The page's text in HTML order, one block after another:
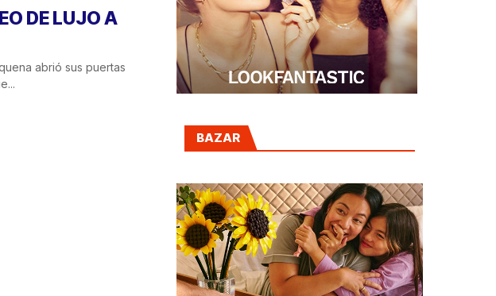
DE LUJO A
abrió sus puertas
BAZAR